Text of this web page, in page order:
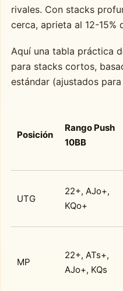
rivales. Con stacks
cerca, aprieta al 12-15%
Aquí una tabla práctica
para stacks cortos,
estándar (ajustados
Posición
Rango Push
10BB
UTG
22+, AJo+,
KQo+
MP
22+, ATs+,
AJo+, KQs